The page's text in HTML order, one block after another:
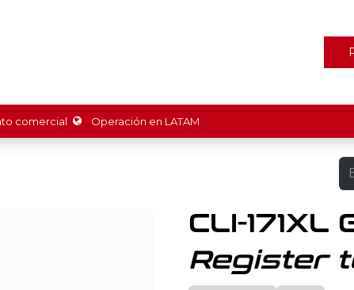
comercial Operación en LATAM
CLI-171XL
Register